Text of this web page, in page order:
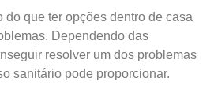
do que ter opções dentro de casa
Dependendo das
resolver um dos problemas
sanitário pode proporcionar.